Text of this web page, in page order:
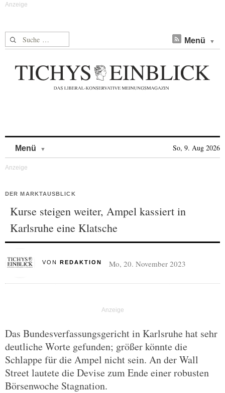
Suche nach: Menü
Menü So, 9. Aug 2026
DER MARKTAUSBLICK
Kurse steigen weiter, Ampel kassiert in
Karlsruhe eine Klatsche
VON REDAKTION Mo, 20. November 2023
Das Bundesverfassungsgericht in Karlsruhe hat sehr
deutliche Worte gefunden; größer könnte die
Schlappe für die Ampel nicht sein. An der Wall
Street lautete die Devise zum Ende einer robusten
Börsenwoche Stagnation.